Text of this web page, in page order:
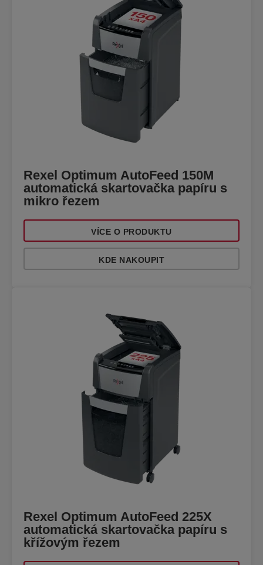
Rexel Optimum AutoFeed 150M
automatická skartovačka papíru s
mikro řezem
VÍCE O PRODUKTU
KDE NAKOUPIT
Rexel Optimum AutoFeed 225X
automatická skartovačka papíru s
křížovým řezem